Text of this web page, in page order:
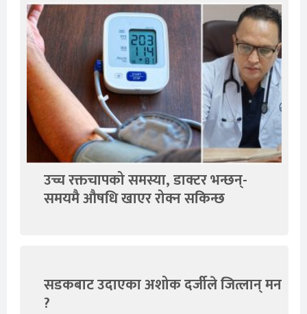
उच्च रक्तचापको समस्या, डाक्टर भन्छन्-
समयमै औषधि खाएर रोक्न सकिन्छ
सडकबाट उदाएका अशोक दर्जीले जित्लान् मन
?